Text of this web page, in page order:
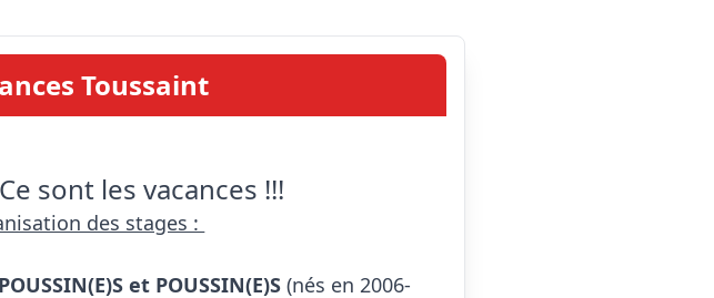
Toussaint
Ce sont les vacances !!!
des stages :
et POUSSIN(E)S (nés en 2006-